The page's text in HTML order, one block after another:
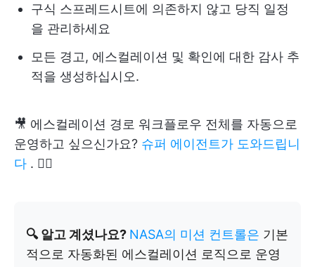
구식 스프레드시트에 의존하지 않고 당직 일정
을 관리하세요
모든 경고, 에스컬레이션 및 확인에 대한 감사 추
적을 생성하십시오.
🎥 에스컬레이션 경로 워크플로우 전체를 자동으로
운영하고 싶으신가요? 슈퍼 에이전트가 도와드립니
다 . 👇🏼
🔍 알고 계셨나요? NASA의 미션 컨트롤은 기본
적으로 자동화된 에스컬레이션 로직으로 운영